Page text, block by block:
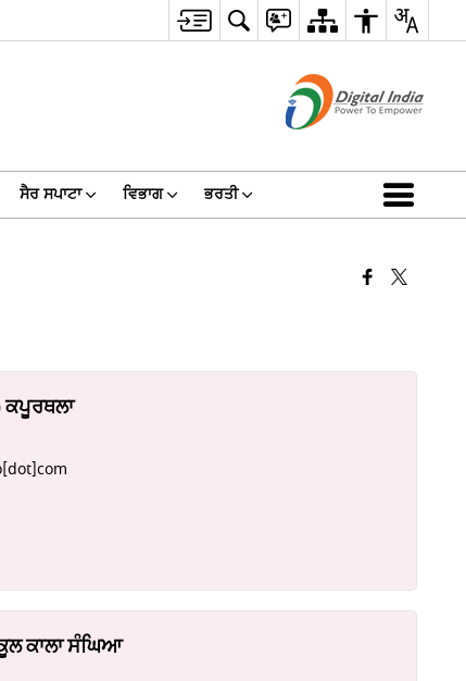
ਸੈਰ ਸਪਾਟਾ ਵਿਭਾਗ ਭਰਤੀ
ਕਾਲਾ ਸੰਘਿਆ